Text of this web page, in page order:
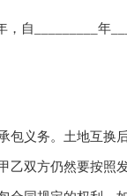
_________年
义务。土地互换
乙双方仍然要按照